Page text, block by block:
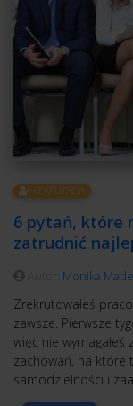
REKRUTACJA
6 pytań, które
zatrudnić
Monika
Zrekrutowałeś
zawsze. Pierwsze
więc nie wymagałeś
zachowań, na które
samodzielności i